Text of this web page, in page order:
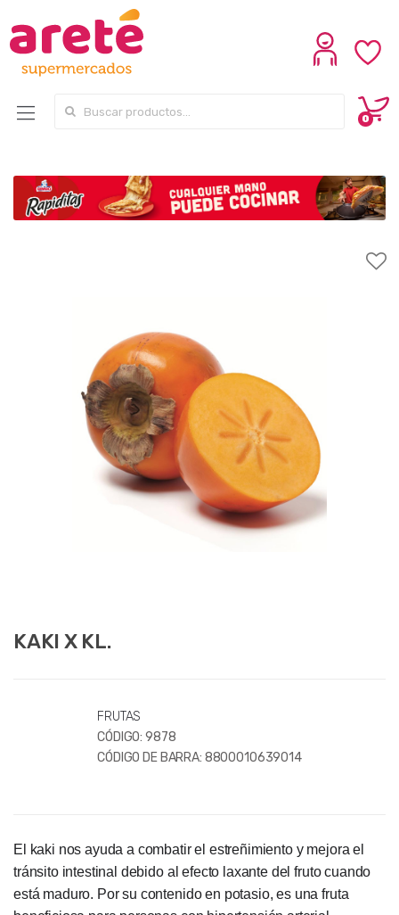
Search for:
0
KAKI X KL.
FRUTAS
CÓDIGO: 9878
CÓDIGO DE BARRA: 8800010639014
El kaki nos ayuda a combatir el estreñimiento y mejora el
tránsito intestinal debido al efecto laxante del fruto cuando
está maduro. Por su contenido en potasio, es una fruta